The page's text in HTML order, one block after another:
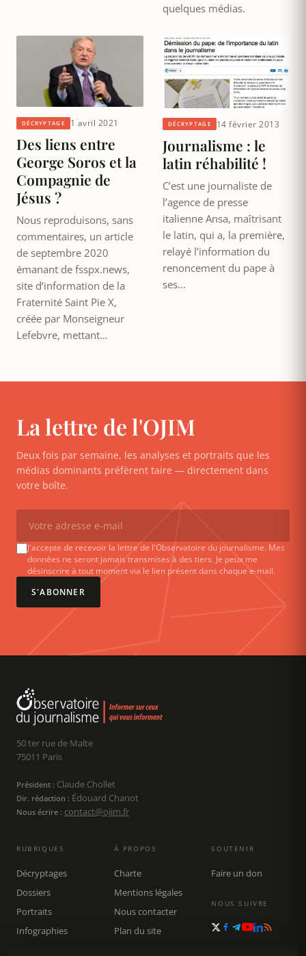
quelques médias.
DÉCRYPTAGE 1 avril 2021
Des liens entre
George Soros et la
Compagnie de
Jésus ?
Nous reproduisons, sans
commentaires, un article
de septembre 2020
émanant de fsspx.news,
site d’information de la
Fraternité Saint Pie X,
créée par Monseigneur
Lefebvre, mettant…
DÉCRYPTAGE 14 février 2013
Journalisme : le
latin réhabilité !
C’est une journaliste de
l’agence de presse
italienne Ansa, maîtrisant
le latin, qui a, la première,
relayé l’information du
renoncement du pape à
ses…
La lettre de l'OJIM
Deux fois par semaine, les analyses et portraits que les
médias dominants préfèrent taire — directement dans
votre boîte.
J'accepte de recevoir la lettre de l'Observatoire du journalisme. Mes
données ne seront jamais transmises à des tiers. Je peux me
désinscrire à tout moment via le lien présent dans chaque e-mail.
S'ABONNER
50 ter rue de Malte
75011 Paris
Président : Claude Chollet
Dir. rédaction : Édouard Chanot
Nous écrire : contact@ojim.fr
RUBRIQUES
Décryptages
Dossiers
Portraits
Infographies
À PROPOS
Charte
Mentions légales
Nous contacter
Plan du site
SOUTENIR
Faire un don
NOUS SUIVRE